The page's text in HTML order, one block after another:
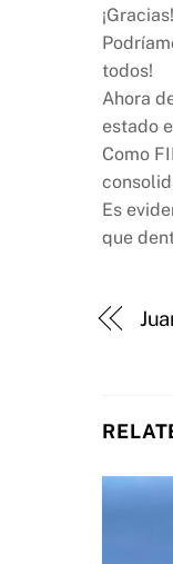
¡Gracias!
todos!
Ahora
estado
Como
Es
que